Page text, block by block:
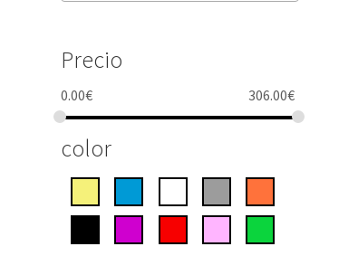
Precio
0.00€ 306.00€
color